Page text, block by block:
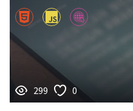
299 0